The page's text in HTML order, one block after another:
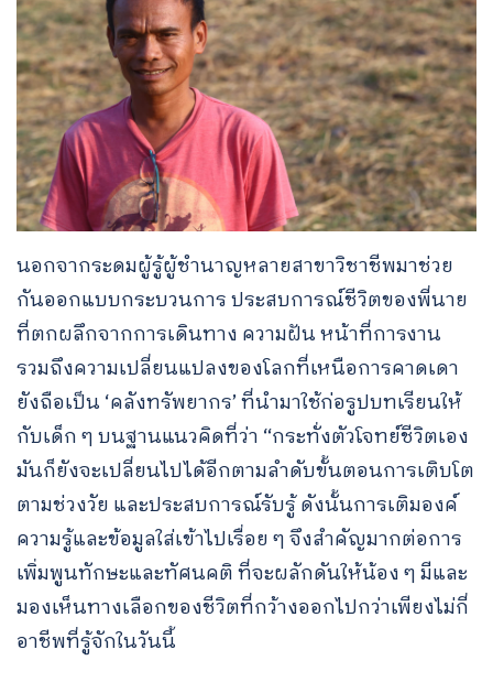
นอกจากระดมผู้รู้ผู้ชำนาญหลายสาขาวิชาชีพมาช่วย
กันออกแบบกระบวนการ ประสบการณ์ชีวิตของพี่นาย
ที่ตกผลึกจากการเดินทาง ความฝัน หน้าที่การงาน
รวมถึงความเปลี่ยนแปลงของโลกที่เหนือการคาดเดา
ยังถือเป็น ‘คลังทรัพยากร’ ที่นำมาใช้ก่อรูปบทเรียนให้
กับเด็ก ๆ บนฐานแนวคิดที่ว่า “กระทั่งตัวโจทย์ชีวิตเอง
มันก็ยังจะเปลี่ยนไปได้อีกตามลำดับขั้นตอนการเติบโต
ตามช่วงวัย และประสบการณ์รับรู้ ดังนั้นการเติมองค์
ความรู้และข้อมูลใส่เข้าไปเรื่อย ๆ จึงสำคัญมากต่อการ
เพิ่มพูนทักษะและทัศนคติ ที่จะผลักดันให้น้อง ๆ มีและ
มองเห็นทางเลือกของชีวิตที่กว้างออกไปกว่าเพียงไม่กี่
อาชีพที่รู้จักในวันนี้